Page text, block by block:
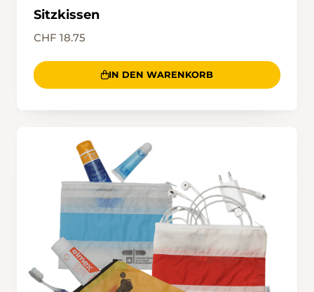
Sitzkissen
CHF 18.75
IN DEN WARENKORB